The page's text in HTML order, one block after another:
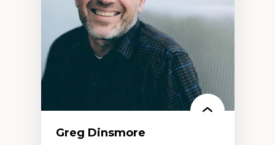
Mouvements sociaux
Théories de l’État
Greg Dinsmore